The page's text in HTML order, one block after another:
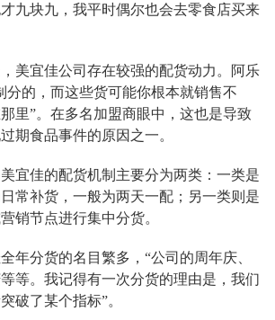
九块九，我平时偶尔也会去零食店买来
美宜佳公司存在较强的配货动力。阿乐
分的，而这些货可能你根本就销售不
里”。在多名加盟商眼中，这也是导致
期食品事件的原因之一。
宜佳的配货机制主要分为两类：一类是
常补货，一般为两天一配；另一类则是
销节点进行集中分货。
年分货的名目繁多，“公司的周年庆、
等。我记得有一次分货的理由是，我们
破了某个指标”。